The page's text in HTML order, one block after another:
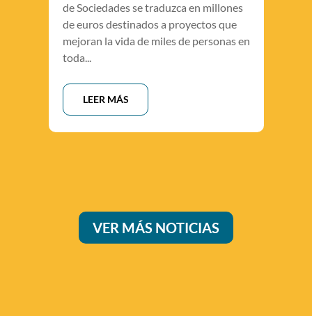
de Sociedades se traduzca en millones
de euros destinados a proyectos que
mejoran la vida de miles de personas en
toda...
LEER MÁS
VER MÁS NOTICIAS